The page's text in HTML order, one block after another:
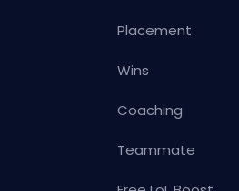
Placement
Wins
Coaching
Teammate